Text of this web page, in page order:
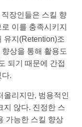
장인들은 스킬 향
이를 충족시키지
유지(Retention)조
상을 통해 활용도
되기 때문에 간접
.
리지만, 범용적인
지 않다. 진정한 스
가능한 스킬 향상